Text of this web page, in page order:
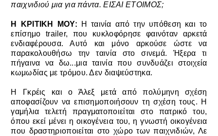
παιχνιδιού μια για πάντα. ΕΙΣΑΙ ΕΤΟΙΜΟΣ;
Η ΚΡΙΤΙΚΗ ΜΟΥ:
Η ταινία από την υπόθεση και το
επίσημο trailer, που κυκλοφόρησε φαινόταν αρκετά
ενδιαφέρουσα. Αυτό και μόνο αρκούσε ώστε να
παρακολουθήσω την ταινία στο σινεμά. Ήξερα τι
πήγαινα να δω...μια ταινία που συνδυάζει στοιχεία
κωμωδίας με τρόμου. Δεν διαψεύστηκα.
Η Γκρέις και ο Άλεξ μετά από πολύμηνη σχέση
αποφασίζουν να επισημοποιήσουν τη σχέση τους. Η
γαμήλια τελετή πραγματοποιείται στο πατρικό του,
όπου εκεί μένει η οικογένεια του, η γνωστή οικογένεια
που δραστηριοποιείται στο χώρο των παιχνιδιών, Λε